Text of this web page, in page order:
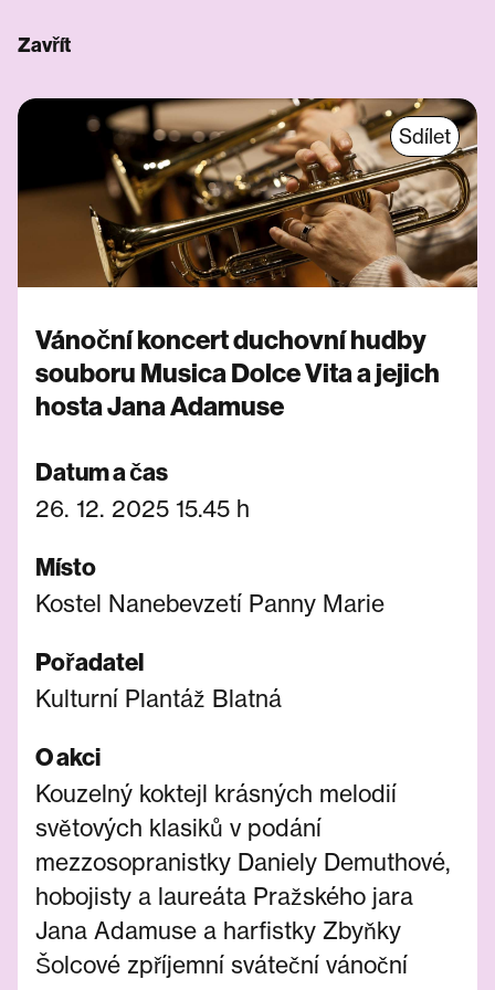
Zavřít
Sdílet
Vánoční koncert duchovní hudby
souboru Musica Dolce Vita a jejich
hosta Jana Adamuse
Datum a čas
26. 12. 2025 15.45 h
Místo
Kostel Nanebevzetí Panny Marie
Pořadatel
Kulturní Plantáž Blatná
O akci
Kouzelný koktejl krásných melodií
světových klasiků v podání
mezzosopranistky Daniely Demuthové,
hobojisty a laureáta Pražského jara
Jana Adamuse a harfistky Zbyňky
Šolcové zpříjemní sváteční vánoční